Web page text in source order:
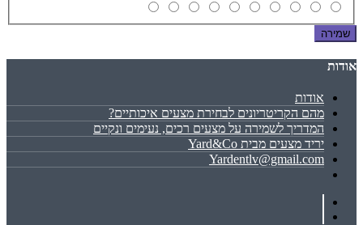
שמירה
אודות
אודות
מהם הקריטריונים לבחירת מצעים איכותיים?
המדריך לשמירה על מצעים רכים, נעימים ונקיים
יריד מצעים מבית Yard&Co
Yardentlv@gmail.com